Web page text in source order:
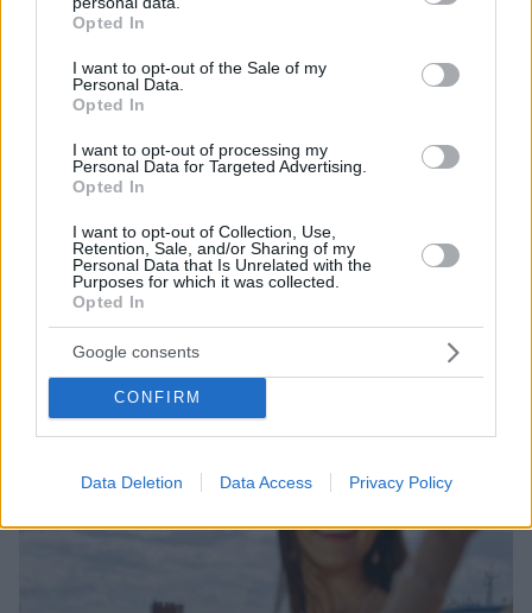
grant or deny consent to Google and its third-party tags to
use your data for below specified purposes in below Google
consent section.
Opted In
I want to opt-out of the Sale of my
Personal Data.
Opted In
I want to opt-out of processing my
Personal Data for Targeted Advertising.
Opted In
I want to opt-out of Collection, Use,
Retention, Sale, and/or Sharing of my
Personal Data that Is Unrelated with the
Purposes for which it was collected.
Opted In
Google consents
CONFIRM
Data Deletion Data Access Privacy Policy
Μητσοτάκης: Η Ελλάδα δεν θα γίνει ξέφραγο αμπέλι, θα
κάνουμε ό,τι μπορούμε να σταματήσουμε τους άθλιους
διακινητές
13.07.2025, 10:06
Thema Insights